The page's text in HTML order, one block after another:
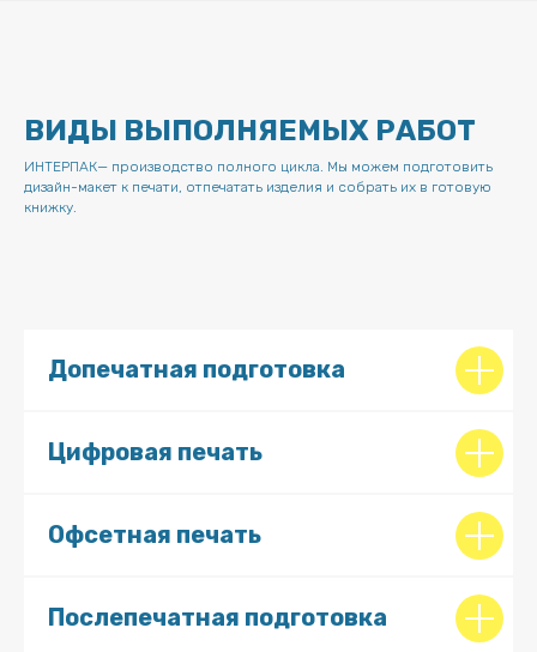
ВИДЫ ВЫПОЛНЯЕМЫХ РАБОТ
ИНТЕРПАК— производство полного цикла. Мы можем подготовить
дизайн-макет к печати, отпечатать изделия и собрать их в готовую
книжку.
Допечатная подготовка
Цифровая печать
Офсетная печать
Послепечатная подготовка